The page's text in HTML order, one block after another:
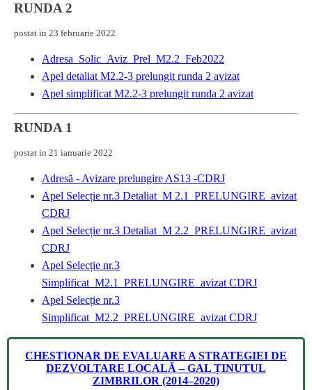
RUNDA 2
postat in 23 februarie 2022
Adresa_Solic_Aviz_Prel_M2.2_Feb2022
Apel detaliat M2.2-3 prelungit runda 2 avizat
Apel simplificat M2.2-3 prelungit runda 2 avizat
RUNDA 1
postat in 21 ianuarie 2022
Adresă - Avizare prelungire AS13 -CDRJ
Apel Selecție nr.3 Detaliat_M 2.1_PRELUNGIRE_avizat
CDRJ
Apel Selecție nr.3 Detaliat_M 2.2_PRELUNGIRE_avizat
CDRJ
Apel Selecție nr.3
Simplificat_M2.1_PRELUNGIRE_avizat CDRJ
Apel Selecție nr.3
Simplificat_M2.2_PRELUNGIRE_avizat CDRJ
CHESTIONAR DE EVALUARE A STRATEGIEI DE
DEZVOLTARE LOCALĂ – GAL ȚINUTUL
ZIMBRILOR (2014–2020)